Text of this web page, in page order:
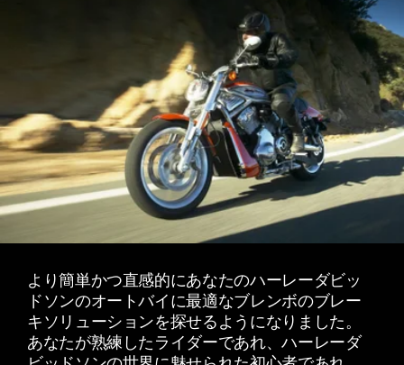
より簡単かつ直感的にあなたのハーレーダビッ
ドソンのオートバイに最適なブレンボのブレー
キソリューションを探せるようになりました。
あなたが熟練したライダーであれ、ハーレーダ